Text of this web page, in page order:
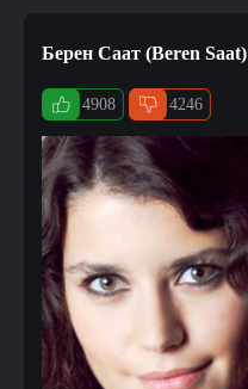
Берен Саат (Beren Saat)
4908 4246